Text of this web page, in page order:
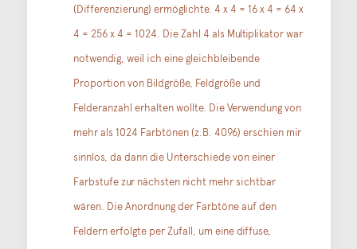
(Differenzierung) ermöglichte. 4 x 4 = 16 x 4 = 64 x
4 = 256 x 4 = 1024. Die Zahl 4 als Multiplikator war
notwendig, weil ich eine gleichbleibende
Proportion von Bildgröße, Feldgröße und
Felderanzahl erhalten wollte. Die Verwendung von
mehr als 1024 Farbtönen (z.B. 4096) erschien mir
sinnlos, da dann die Unterschiede von einer
Farbstufe zur nächsten nicht mehr sichtbar
wären. Die Anordnung der Farbtöne auf den
Feldern erfolgte per Zufall, um eine diffuse,